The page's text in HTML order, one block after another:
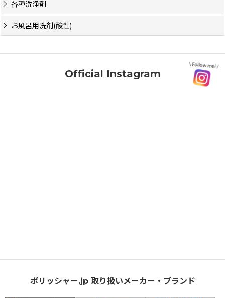
各種洗浄剤
お風呂用洗剤(酸性)
Official Instagram
ポリッシャー.jp 取り扱いメーカー・ブランド